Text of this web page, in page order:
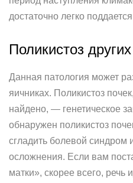
достаточно легко
Поликистоз
Данная патология может
яичниках. Поликистоз
найдено, — генетическое
обнаружен поликистоз
сгладить болевой синдром
осложнения. Если вам
матки», скорее всего, речь